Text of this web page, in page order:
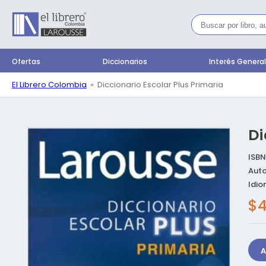
directamente
al contenido
Ofertas Diccionarios Interés General
El Librero Colombia Diccionario Escolar Plus Primaria
Ir directamente a
la información del